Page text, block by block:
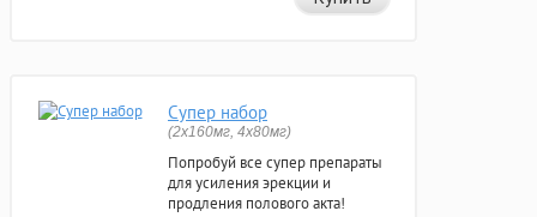
Супер набор
(2х160мг, 4х80мг)
Попробуй все супер препараты
для усиления эрекции и
продления полового акта!